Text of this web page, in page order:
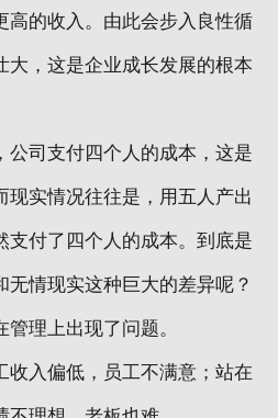
高的收入。由此会步入良性循
大，这是企业成长发展的根本
公司支付四个人的成本，这是
现实情况往往是，用五人产出
支付了四个人的成本。到底是
情现实这种巨大的差异呢？
理上出现了问题。
收入偏低，员工不满意；站在